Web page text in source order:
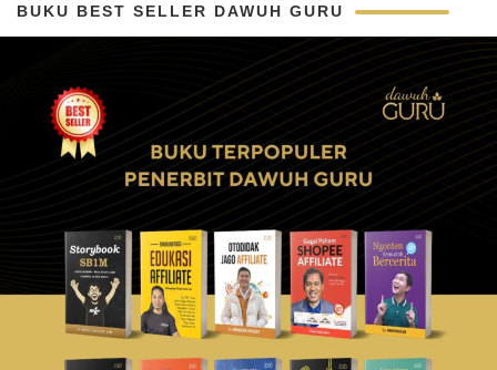
BUKU BEST SELLER DAWUH GURU